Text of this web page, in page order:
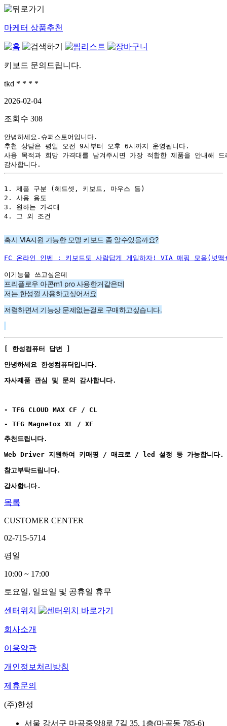
마케터 상품추천
키보드 문의드립니다.
tkd * * * *
2026-02-04
조회수 308
안녕하세요.슈퍼스토어입니다.
추천 상담은 평일 오전 9시부터 오후 6시까지 운영됩니다.
사용 목적과 희망 가격대를 남겨주시면 가장 적합한 제품을 안내해 드
감사합니다.
1. 제품 구분 (헤드셋, 키보드, 마우스 등)
2. 사용 용도
3. 원하는 가격대
4. 그 외 조건
혹시 VIA지원 가능한 모델 키보드 좀 알수있을까요?
FC 온라인 인벤 : 키보드도 사람답게 게임하자! VIA 매핑 모음(넛
이기능을 쓰고싶은데
프리플로우 아콘m1 pro 사용한거같은데
저는 한성껄 사용하고싶어서요
저렴하면서 기능상 문제없는걸로 구매하고싶습니다.
[ 한성컴퓨터 답변 ]
안녕하세요 한성컴퓨터입니다.
자사제품 관심 및 문의 감사합니다.
- TFG CLOUD MAX CF / CL
- TFG Magnetox XL / XF
추천드립니다.
Web Driver 지원하여 키매핑 / 매크로 / led 설정 등 가능합니다.
참고부탁드립니다.
감사합니다.
목록
CUSTOMER CENTER
02-715-5714
평일
10:00 ~ 17:00
토요일, 일요일 및 공휴일 휴무
센터위치
회사소개
이용약관
개인정보처리방침
제휴문의
(주)한성
서울 강서구 마곡중앙8로 7길 35, 1층(마곡동 785-6)